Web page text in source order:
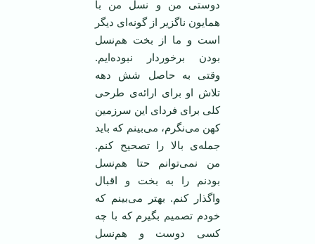
دوستی من و نسل من با
همایون ناگزیر از گونه‌ای دیگر
است و ما از بخت هم‌نسل
بودن برخوردار نبوده‌ایم.
وقتی به حاصل شش دهه
تلاش او برای ارائه‌ی طرحی
کلی برای فردای این سرزمین
کهن می‌نگرم، می‌بینم که باید
جمله‌ی بالا را تصحیح کنم.
من نمی‌توانم حتا هم‌نسل
بودنم را به بخت و اقبال
واگذار کنم. بهتر می‌بینم که
خودم تصمیم بگیرم که با چه
کسی دوست و هم‌نسل